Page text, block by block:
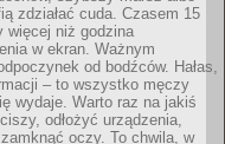
zdziałać cuda. Czasem 15
więcej niż godzina
w ekran. Ważnym
od bodźców. Hałas,
– to wszystko męczy
wydaje. Warto raz na jakiś
odłożyć urządzenia,
oczy. To chwila, w